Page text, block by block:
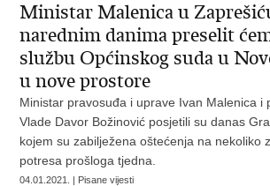
Ministar Malenica u
narednim danima preselit
službu Općinskog suda u
u nove prostore
Ministar pravosuđa i uprave Ivan Malenica i
Vlade Davor Božinović posjetili su danas
kojem su zabilježena oštećenja na nekoliko
potresa prošloga tjedna.
04.01.2021. | Pisane vijesti